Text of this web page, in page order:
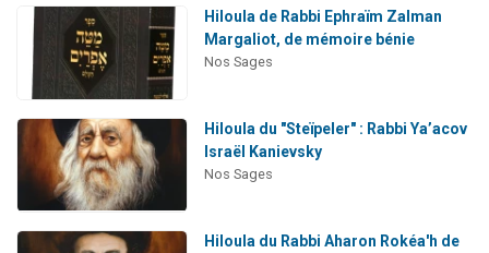
Hiloula de Rabbi Ephraïm Zalman
Margaliot, de mémoire bénie
Nos Sages
Hiloula du "Steïpeler" : Rabbi Ya’acov
Israël Kanievsky
Nos Sages
Hiloula du Rabbi Aharon Rokéa'h de